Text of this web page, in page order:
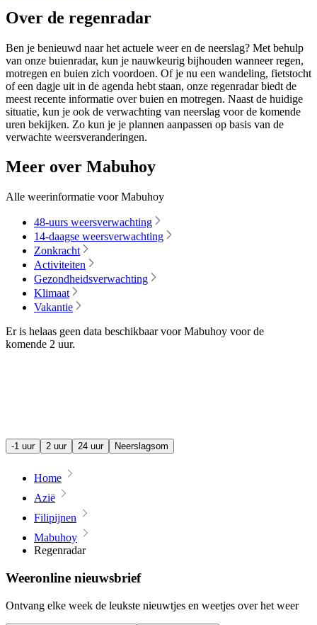
Over de regenradar
Ben je benieuwd naar het actuele weer en de neerslag? Met behulp
van onze buienradar, kun je nauwkeurig bijhouden wanneer regen,
motregen en buien zich voordoen. Of je nu een wandeling, fietstocht
of een dagje uit in de agenda hebt staan, onze regenradar biedt de
meest recente informatie over buien en motregen. Naast de huidige
situatie, kun je ook de verwachting van neerslag voor de komende
uren bekijken. Zo kun je je plannen aanpassen op basis van de
verwachte weersveranderingen.
Meer over Mabuhoy
Alle weerinformatie voor Mabuhoy
48-uurs weersverwachting
14-daagse weersverwachting
Zonkracht
Activiteiten
Gezondheidsverwachting
Klimaat
Vakantie
Er is helaas geen data beschikbaar voor Mabuhoy voor de
komende 2 uur.
-1 uur 2 uur 24 uur Neerslagsom
Home
Azië
Filipijnen
Mabuhoy
Regenradar
Weeronline nieuwsbrief
Ontvang elke week de leukste nieuwtjes en weetjes over het weer